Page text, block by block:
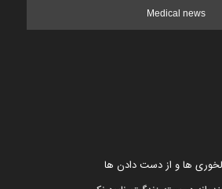
Medical news
ها و از دست دادن ها